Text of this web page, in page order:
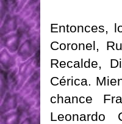
Entonces,
Coronel,
Recalde,
Cérica.
chance
Leonardo